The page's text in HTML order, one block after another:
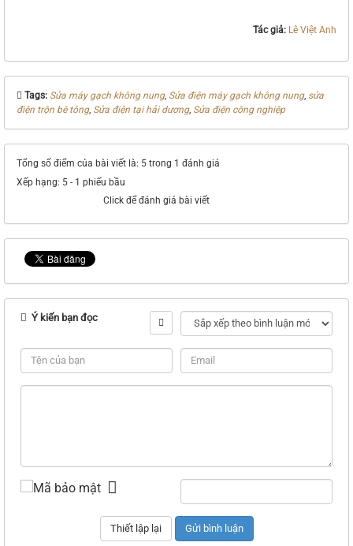
Tác giả: Lê Việt Anh
Tags: Sửa máy gạch không nung, Sửa điện máy gạch không nung, sửa
điện trộn bê tông, Sửa điện tại hải dương, Sửa điện công nghiệp
Tổng số điểm của bài viết là: 5 trong 1 đánh giá
Xếp hạng: 5 - 1 phiếu bầu
Click để đánh giá bài viết
Ý kiến bạn đọc